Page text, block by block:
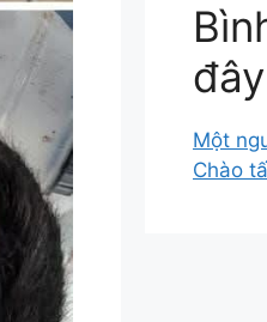
đây
Một
Chào